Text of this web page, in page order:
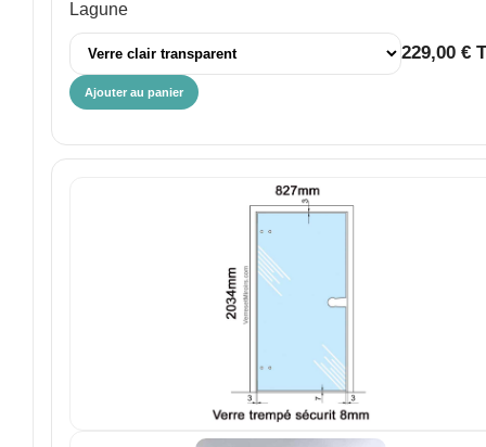
Lagune
229,00 €
Ajouter au panier